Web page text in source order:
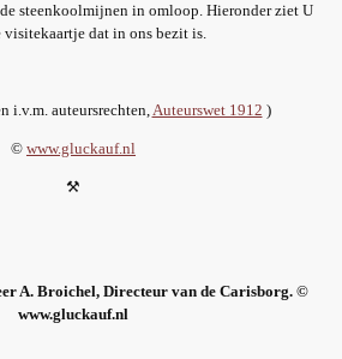
steenkoolmijnen in omloop. Hieronder ziet U
visitekaartje dat in ons bezit is.
i.v.m. auteursrechten,Auteurswet 1912 )
© www.gluckauf.nl
⚒
A. Broichel, Directeur van de Carisborg. ©
www.gluckauf.nl